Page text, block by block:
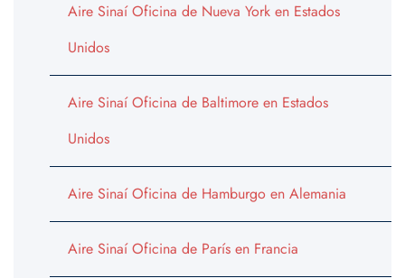
Aire Sinaí Oficina de Nueva York en Estados
Unidos
Aire Sinaí Oficina de Baltimore en Estados
Unidos
Aire Sinaí Oficina de Hamburgo en Alemania
Aire Sinaí Oficina de París en Francia